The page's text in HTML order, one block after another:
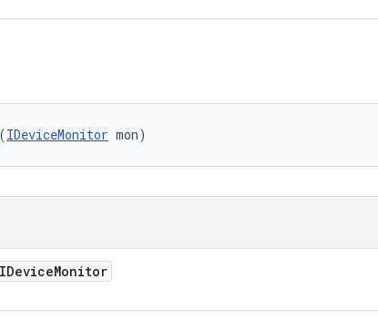
IDeviceMonitor mon)
IDeviceMonitor